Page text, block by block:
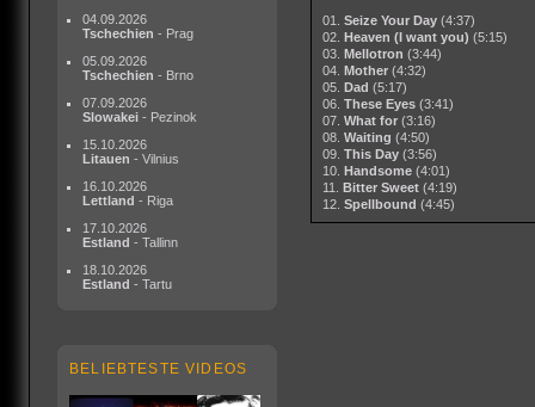
04.09.2026
Tschechien - Prag
05.09.2026
Tschechien - Brno
07.09.2026
Slowakei - Pezinok
15.10.2026
Litauen - Vilnius
16.10.2026
Lettland - Riga
17.10.2026
Estland - Tallinn
18.10.2026
Estland - Tartu
BELIEBTESTE VIDEOS
01. Seize Your Day (4:37)
02. Heaven (I want you) (5:15)
03. Mellotron (3:44)
04. Mother (4:32)
05. Dad (5:17)
06. These Eyes (3:41)
07. What for (3:16)
08. Waiting (4:50)
09. This Day (3:56)
10. Handsome (4:01)
11. Bitter Sweet (4:19)
12. Spellbound (4:45)